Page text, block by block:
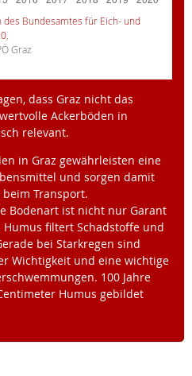
des Bundesamtes für Eich- und
,
Graz
dass Graz nicht das
Ackerböden in
relevant.
in Graz gewährleisten eine
und sorgen damit
Transport.
Bodenart ist nicht nur Garant
filtert Schadstoffe und
bei Starkregen sind
Wichtigkeit und eine wichtige
100 Jahre
Humus gebildet